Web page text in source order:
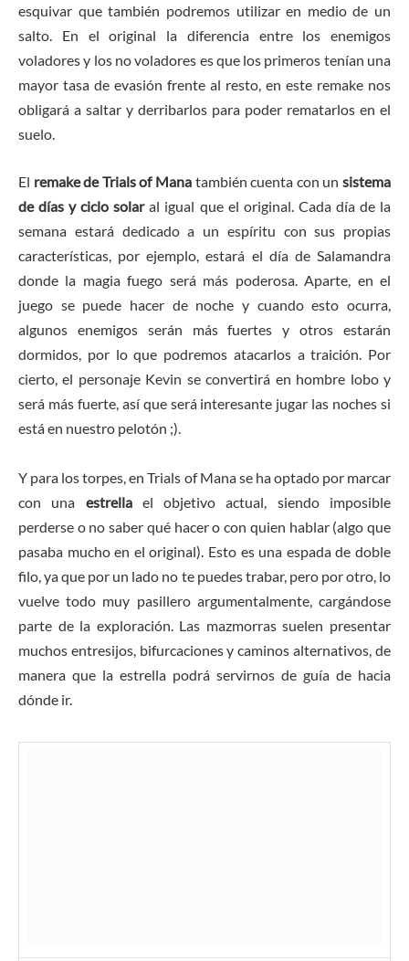
esquivar que también podremos utilizar en medio de un
salto. En el original la diferencia entre los enemigos
voladores y los no voladores es que los primeros tenían una
mayor tasa de evasión frente al resto, en este remake nos
obligará a saltar y derribarlos para poder rematarlos en el
suelo.
El remake de Trials of Mana también cuenta con unsistema
de días y ciclo solaral igual que el original. Cada día de la
semana estará dedicado a un espíritu con sus propias
características, por ejemplo, estará el día de Salamandra
donde la magia fuego será más poderosa. Aparte, en el
juego se puede hacer de noche y cuando esto ocurra,
algunos enemigos serán más fuertes y otros estarán
dormidos, por lo que podremos atacarlos a traición. Por
cierto, el personaje Kevin se convertirá en hombre lobo y
será más fuerte, así que será interesante jugar las noches si
está en nuestro pelotón ;).
Y para los torpes, en Trials of Mana se ha optado por marcar
con una estrella el objetivo actual, siendo imposible
perderse o no saber qué hacer o con quien hablar (algo que
pasaba mucho en el original). Esto es una espada de doble
filo, ya que por un lado no te puedes trabar, pero por otro, lo
vuelve todo muy pasillero argumentalmente, cargándose
parte de la exploración. Las mazmorras suelen presentar
muchos entresijos, bifurcaciones y caminos alternativos, de
manera que la estrella podrá servirnos de guía de hacia
dónde ir.